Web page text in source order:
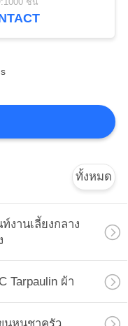
22
าง
22
ชิ้น
ทั้งหมด
ท์งานเลี้ยงกลาง
Tarpaulin ผ้า